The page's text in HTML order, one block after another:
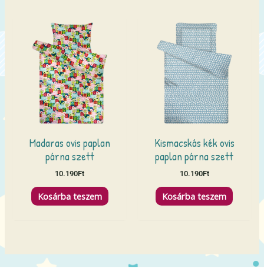
Madaras ovis paplan
párna szett
10.190Ft
Kosárba teszem
Kismacskás kék ovis
paplan párna szett
10.190Ft
Kosárba teszem